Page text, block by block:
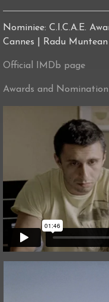
Nominiee: C.I.C.A.E.
Cannes | Radu Muntean |
Official IMDb page
Awards and